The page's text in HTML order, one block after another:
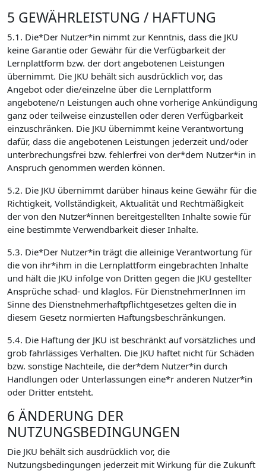
5 GEWÄHRLEISTUNG / HAFTUNG
5.1. Die*Der Nutzer*in nimmt zur Kenntnis, dass die JKU
keine Garantie oder Gewähr für die Verfügbarkeit der
Lernplattform bzw. der dort angebotenen Leistungen
übernimmt. Die JKU behält sich ausdrücklich vor, das
Angebot oder die/einzelne über die Lernplattform
angebotene/n Leistungen auch ohne vorherige Ankündigung
ganz oder teilweise einzustellen oder deren Verfügbarkeit
einzuschränken. Die JKU übernimmt keine Verantwortung
dafür, dass die angebotenen Leistungen jederzeit und/oder
unterbrechungsfrei bzw. fehlerfrei von der*dem Nutzer*in in
Anspruch genommen werden können.
5.2. Die JKU übernimmt darüber hinaus keine Gewähr für die
Richtigkeit, Vollständigkeit, Aktualität und Rechtmäßigkeit
der von den Nutzer*innen bereitgestellten Inhalte sowie für
eine bestimmte Verwendbarkeit dieser Inhalte.
5.3. Die*Der Nutzer*in trägt die alleinige Verantwortung für
die von ihr*ihm in die Lernplattform eingebrachten Inhalte
und hält die JKU infolge von Dritten gegen die JKU gestellter
Ansprüche schad- und klaglos. Für DienstnehmerInnen im
Sinne des Dienstnehmerhaftpflichtgesetzes gelten die in
diesem Gesetz normierten Haftungsbeschränkungen.
5.4. Die Haftung der JKU ist beschränkt auf vorsätzliches und
grob fahrlässiges Verhalten. Die JKU haftet nicht für Schäden
bzw. sonstige Nachteile, die der*dem Nutzer*in durch
Handlungen oder Unterlassungen eine*r anderen Nutzer*in
oder Dritter entsteht.
6 ÄNDERUNG DER
NUTZUNGSBEDINGUNGEN
Die JKU behält sich ausdrücklich vor, die
Nutzungsbedingungen jederzeit mit Wirkung für die Zukunft